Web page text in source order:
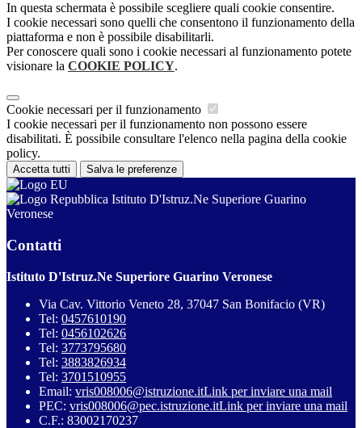
In questa schermata è possibile scegliere quali cookie consentire.
I cookie necessari sono quelli che consentono il funzionamento della
piattaforma e non è possibile disabilitarli.
Per conoscere quali sono i cookie necessari al funzionamento potete
visionare la COOKIE POLICY.
Cookie necessari per il funzionamento
I cookie necessari per il funzionamento non possono essere
disabilitati. È possibile consultare l'elenco nella pagina della cookie
policy.
Accetta tutti Salva le preferenze
Istituto D'Istruz.Ne Superiore Guarino
Veronese
Contatti
Istituto D'Istruz.Ne Superiore Guarino Veronese
Via Cav. Vittorio Veneto 28, 37047 San Bonifacio (VR)
Tel: 0457610190
Tel: 0456102626
Tel: 3773795680
Tel: 3883826934
Tel: 3701510955
Email: vris008006@istruzione.itLink per inviare una mail
PEC: vris008006@pec.istruzione.itLink per inviare una mail
C.F.: 83002170237